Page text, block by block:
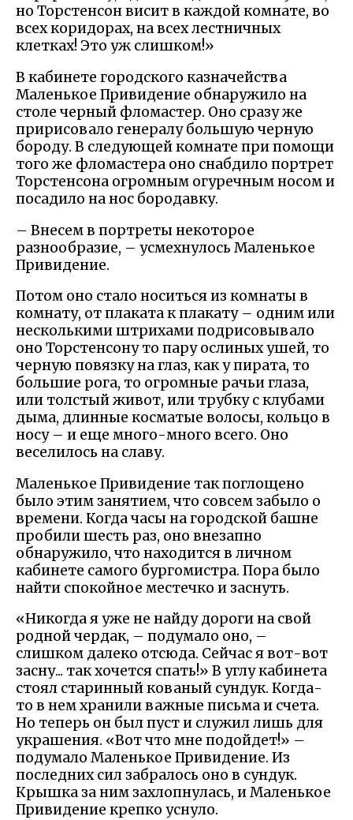
но Торстенсон висит в каждой комнате, во
всех коридорах, на всех лестничных
клетках! Это уж слишком!»
В кабинете городского казначейства
Маленькое Привидение обнаружило на
столе черный фломастер. Оно сразу же
пририсовало генералу большую черную
бороду. В следующей комнате при помощи
того же фломастера оно снабдило портрет
Торстенсона огромным огуречным носом и
посадило на нос бородавку.
– Внесем в портреты некоторое
разнообразие, – усмехнулось Маленькое
Привидение.
Потом оно стало носиться из комнаты в
комнату, от плаката к плакату – одним или
несколькими штрихами подрисовывало
оно Торстенсону то пару ослиных ушей, то
черную повязку на глаз, как у пирата, то
большие рога, то огромные рачьи глаза,
или толстый живот, или трубку с клубами
дыма, длинные косматые волосы, кольцо в
носу – и еще много-много всего. Оно
веселилось на славу.
Маленькое Привидение так поглощено
было этим занятием, что совсем забыло о
времени. Когда часы на городской башне
пробили шесть раз, оно внезапно
обнаружило, что находится в личном
кабинете самого бургомистра. Пора было
найти спокойное местечко и заснуть.
«Никогда я уже не найду дороги на свой
родной чердак, – подумало оно, –
слишком далеко отсюда. Сейчас я вот-вот
засну... так хочется спать!» В углу кабинета
стоял старинный кованый сундук. Когда-
то в нем хранили важные письма и счета.
Но теперь он был пуст и служил лишь для
украшения. «Вот что мне подойдет!» –
подумало Маленькое Привидение. Из
последних сил забралось оно в сундук.
Крышка за ним захлопнулась, и Маленькое
Привидение крепко уснуло.